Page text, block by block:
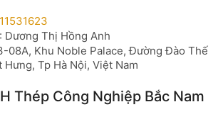
: Dương Thị Hồng Anh
08A, Khu Noble Palace, Đường Đào Thế
Tp Hà Nội, Việt Nam
Thép Công Nghiệp Bắc Nam